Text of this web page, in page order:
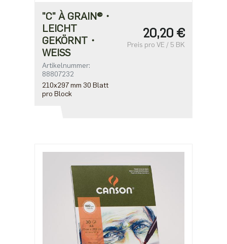
"C" À GRAIN®・
LEICHT
GEKÖRNT・
WEISS
Artikelnummer:
88807232
210x297 mm 30 Blatt
pro Block
20,20 €
Preis pro VE / 5 BK